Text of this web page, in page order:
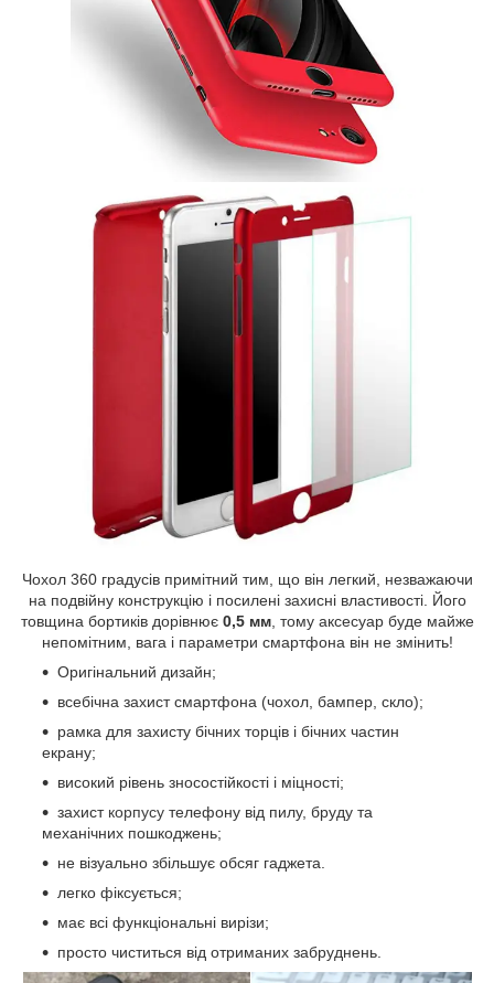
Чохол 360 градусів примітний тим, що він легкий, незважаючи
на подвійну конструкцію і посилені захисні властивості. Його
товщина бортиків дорівнює 0,5 мм, тому аксесуар буде майже
непомітним, вага і параметри смартфона він не змінить!
Оригінальний дизайн;
всебічна захист смартфона (чохол, бампер, скло);
рамка для захисту бічних торців і бічних частин
екрану;
високий рівень зносостійкості і міцності;
захист корпусу телефону від пилу, бруду та
механічних пошкоджень;
не візуально збільшує обсяг гаджета.
легко фіксується;
має всі функціональні вирізи;
просто чиститься від отриманих забруднень.